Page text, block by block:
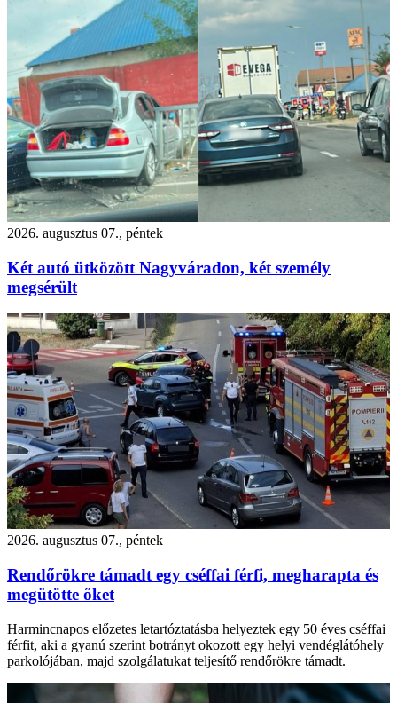
2026. augusztus 07., péntek
Két autó ütközött Nagyváradon, két személy
megsérült
2026. augusztus 07., péntek
Rendőrökre támadt egy cséffai férfi, megharapta és
megütötte őket
Harmincnapos előzetes letartóztatásba helyeztek egy 50 éves cséffai
férfit, aki a gyanú szerint botrányt okozott egy helyi vendéglátóhely
parkolójában, majd szolgálatukat teljesítő rendőrökre támadt.